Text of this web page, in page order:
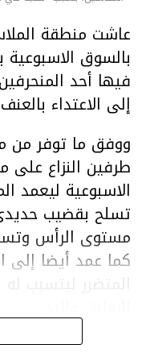
عاشت منطقة
بالسوق الاسبوعية
فيها أحد
إلى الاعتداء
ووفق ما توفر من
طرفين النزاع على
الاسبوعية ليعمد
تسلح بقضيب
مستوى الرأس
كما عمد أيضا إلى
المتضرر ليتسبب
هذا وقد تمكن
هلال في توقيت